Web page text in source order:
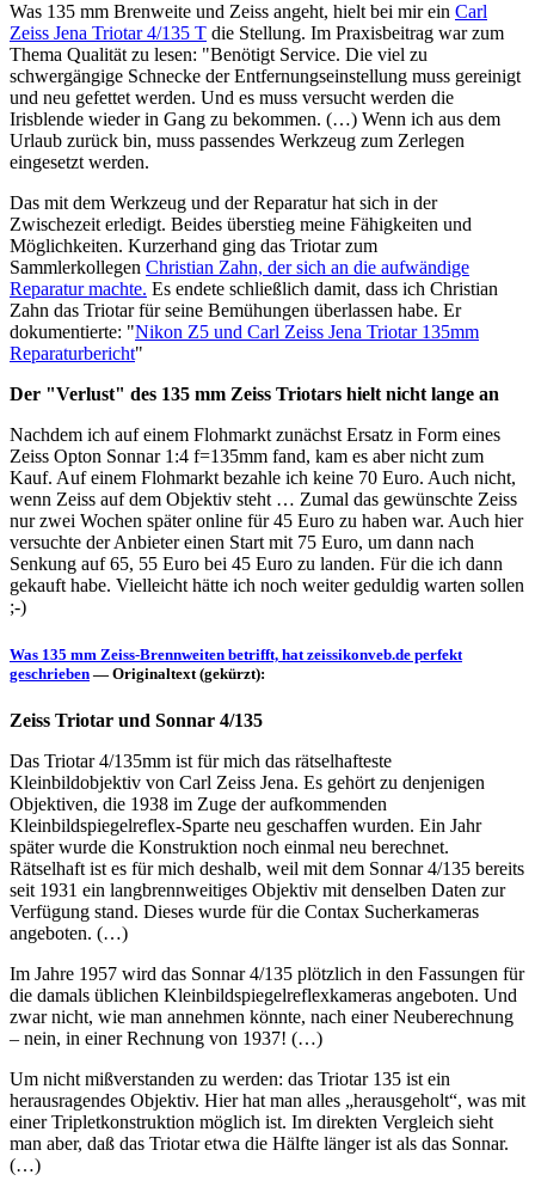
Was 135 mm Brenweite und Zeiss angeht, hielt bei mir ein Carl
Zeiss Jena Triotar 4/135 T die Stellung. Im Praxisbeitrag war zum
Thema Qualität zu lesen: "Benötigt Service. Die viel zu
schwergängige Schnecke der Entfernungseinstellung muss gereinigt
und neu gefettet werden. Und es muss versucht werden die
Irisblende wieder in Gang zu bekommen. (…) Wenn ich aus dem
Urlaub zurück bin, muss passendes Werkzeug zum Zerlegen
eingesetzt werden.
Das mit dem Werkzeug und der Reparatur hat sich in der
Zwischezeit erledigt. Beides überstieg meine Fähigkeiten und
Möglichkeiten. Kurzerhand ging das Triotar zum
Sammlerkollegen Christian Zahn, der sich an die aufwändige
Reparatur machte. Es endete schließlich damit, dass ich Christian
Zahn das Triotar für seine Bemühungen überlassen habe. Er
dokumentierte: "Nikon Z5 und Carl Zeiss Jena Triotar 135mm
Reparaturbericht"
Der "Verlust" des 135 mm Zeiss Triotars hielt nicht lange an
Nachdem ich auf einem Flohmarkt zunächst Ersatz in Form eines
Zeiss Opton Sonnar 1:4 f=135mm fand, kam es aber nicht zum
Kauf. Auf einem Flohmarkt bezahle ich keine 70 Euro. Auch nicht,
wenn Zeiss auf dem Objektiv steht … Zumal das gewünschte Zeiss
nur zwei Wochen später online für 45 Euro zu haben war. Auch hier
versuchte der Anbieter einen Start mit 75 Euro, um dann nach
Senkung auf 65, 55 Euro bei 45 Euro zu landen. Für die ich dann
gekauft habe. Vielleicht hätte ich noch weiter geduldig warten sollen
;-)
Was 135 mm Zeiss-Brennweiten betrifft, hat zeissikonveb.de perfekt
geschrieben — Originaltext (gekürzt):
Zeiss Triotar und Sonnar 4/135
Das Triotar 4/135mm ist für mich das rätselhafteste
Kleinbildobjektiv von Carl Zeiss Jena. Es gehört zu denjenigen
Objektiven, die 1938 im Zuge der aufkommenden
Kleinbildspiegelreflex-Sparte neu geschaffen wurden. Ein Jahr
später wurde die Konstruktion noch einmal neu berechnet.
Rätselhaft ist es für mich deshalb, weil mit dem Sonnar 4/135 bereits
seit 1931 ein langbrennweitiges Objektiv mit denselben Daten zur
Verfügung stand. Dieses wurde für die Contax Sucherkameras
angeboten. (…)
Im Jahre 1957 wird das Sonnar 4/135 plötzlich in den Fassungen für
die damals üblichen Kleinbildspiegelreflexkameras angeboten. Und
zwar nicht, wie man annehmen könnte, nach einer Neuberechnung
– nein, in einer Rechnung von 1937! (…)
Um nicht mißverstanden zu werden: das Triotar 135 ist ein
herausragendes Objektiv. Hier hat man alles „herausgeholt“, was mit
einer Tripletkonstruktion möglich ist. Im direkten Vergleich sieht
man aber, daß das Triotar etwa die Hälfte länger ist als das Sonnar.
(…)